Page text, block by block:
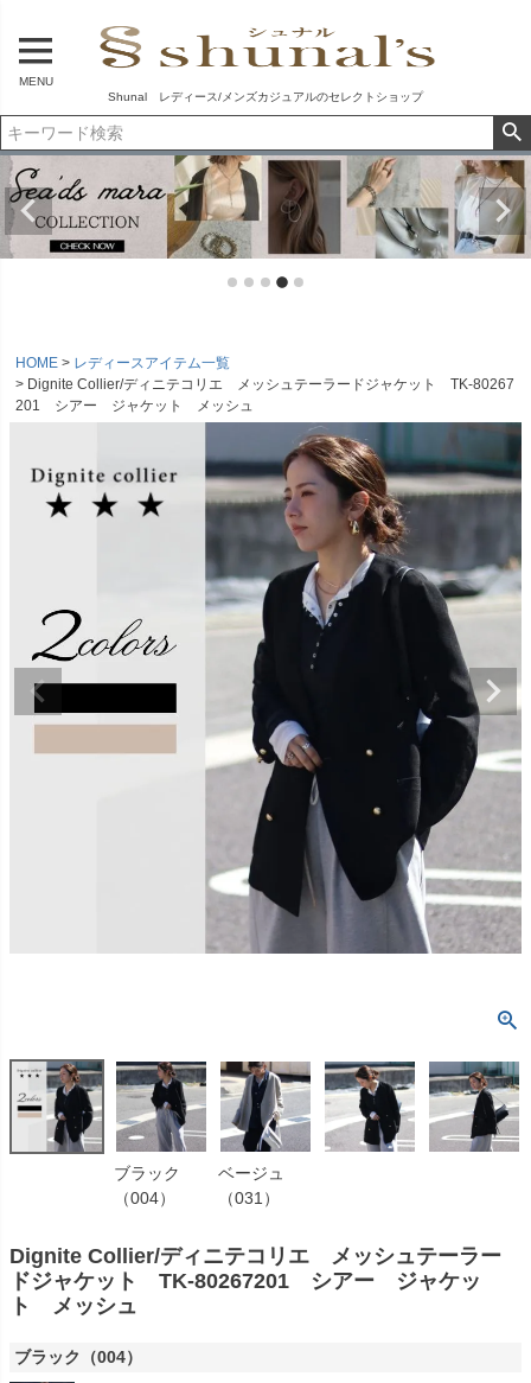
MENU
Shunal レディース/メンズカジュアルのセレクトショップ
HOME
レディースアイテム一覧
Dignite Collier/ディニテコリエ メッシュテーラードジャケット TK-80267
201 シアー ジャケット メッシュ
ブラック
（004）
ベージュ
（031）
Dignite Collier/ディニテコリエ メッシュテーラー
ドジャケット TK-80267201 シアー ジャケッ
ト メッシュ
ブラック（004）